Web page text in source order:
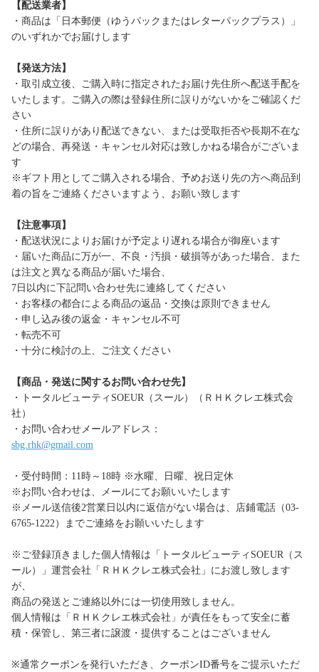
【配送業者】
・商品は「日本郵便（ゆうパックまたはレターパックプラス）」
のいずれかでお届けします
【発送方法】
・取引成立後、ご購入時に指定されたお届け先住所へ配送手配を
いたします。ご購入の際は登録住所に誤りがないかをご確認くだ
さい
・住所に誤りがあり配送できない、または受取拒否や長期不在な
どの場合、再発送・キャンセル対応は致しかねる場合がございま
す
※ギフト用としてご購入される場合、予めお送り先の方へ商品到
着の旨をご連絡くださいますよう、お願い致します
【注意事項】
・配送状況によりお届けが予定より遅れる場合が御座います
・届いた商品に万が一、不良・汚損・破損等があった場合、また
は注文と異なる商品が届いた場合、
7日以内に下記問い合わせ先に連絡してください
・お客様の都合による商品の返品・交換は原則できません
・申し込み後の返金・キャンセル不可
・転売不可
・十分に検討の上、ご注文ください
【商品・発送に関するお問い合わせ先】
・トータルビューティSOEUR（スール）（ＲＨＫクレエ株式会
社）
・お問い合わせメールアドレス：
sbg.rhk@gmail.com
・受付時間：11時～18時 ※水曜、日曜、祝日定休
※お問い合わせは、メールにてお願いいたします
※メール送信後2営業日以内に返信がない場合は、店鋪電話（03-
6765-1222）までご連絡をお願いいたします
※ご登録頂きました個人情報は「トータルビューティSOEUR（ス
ール）」運営会社「ＲＨＫクレエ株式会社」にお渡し致します
が、
商品の発送とご連絡以外には一切使用致しません。
個人情報は「ＲＨＫクレエ株式会社」が責任をもって安全に蓄
積・保管し、第三者に譲渡・提供することはございません
※通常クーポンを発行いただき、クーポンID番号をご提示いただ